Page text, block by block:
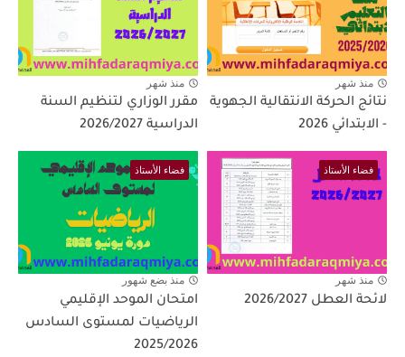
منذ شهر
نتائج الحركة الانتقالية الجهوية
- الابتدائي 2026
منذ شهر
مقرر الوزاري لتنظيم السنة
الدراسية 2026/2027
فضاء الأستاذ
منذ شهر
لائحة العطل 2026/2027
فضاء الأستاذ
منذ بضع شهور
امتحان الموحد الإقليمي
الرياضيات لمستوى السادس
2025/2026